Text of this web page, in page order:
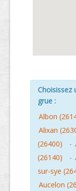
Choisissez
grue :
Albon
Alixan
(26400)
-
(26140)
-
sur-sye
Aucelon